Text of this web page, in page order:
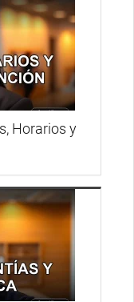
Horarios y